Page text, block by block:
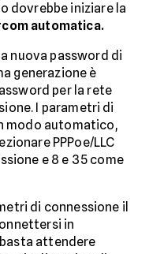
dovrebbe iniziare la
automatica.
nuova password di
generazione è
per la rete
I parametri di
modo automatico,
PPPoe/LLC
e 8 e 35 come
di connessione il
in
attendere